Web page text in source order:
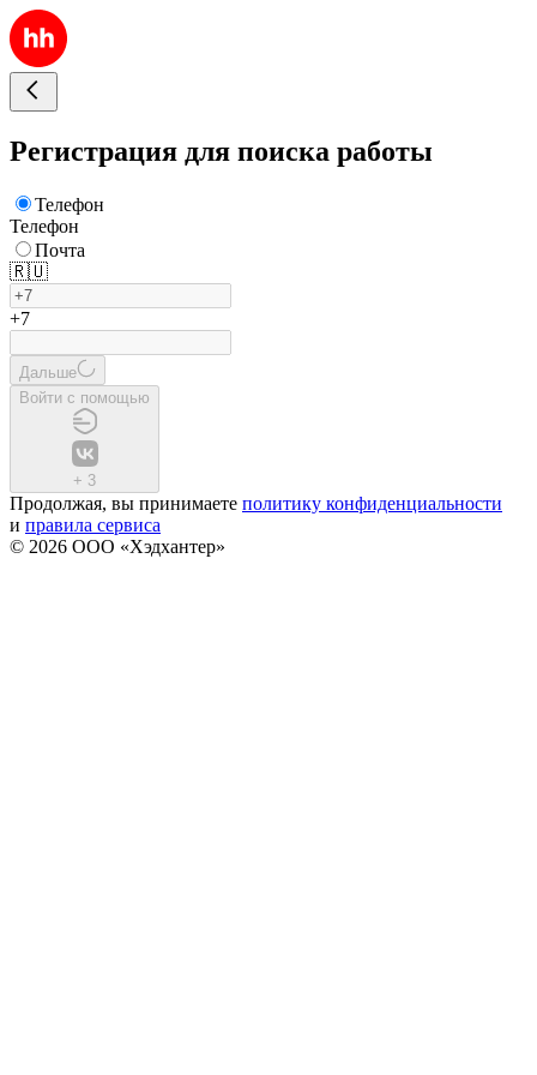
Регистрация для поиска работы
Телефон
Телефон
Почта
🇷🇺
+7
Дальше
Войти с помощью
+ 3
Продолжая, вы принимаете политику конфиденциальности
и правила сервиса
© 2026 ООО «Хэдхантер»